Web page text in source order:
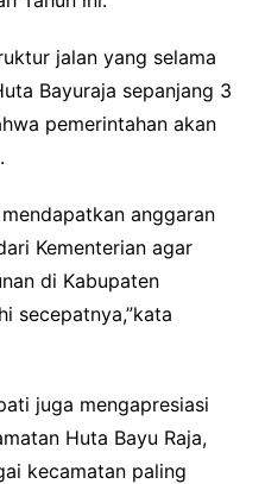
jalan yang selama
Bayuraja sepanjang 3
pemerintahan akan
anggaran
Kementerian agar
di Kabupaten
secepatnya,”kata
juga mengapresiasi
Huta Bayu Raja,
kecamatan paling